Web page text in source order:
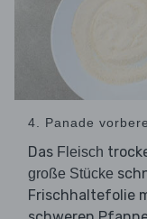
4. Panade
Das Fleisch
große Stücke
Frischhaltefolie